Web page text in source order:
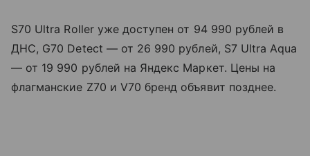
S70 Ultra Roller уже доступен от 94 990 рублей в
ДНС, G70 Detect — от 26 990 рублей, S7 Ultra Aqua
— от 19 990 рублей на Яндекс Маркет. Цены на
флагманские Z70 и V70 бренд объявит позднее.